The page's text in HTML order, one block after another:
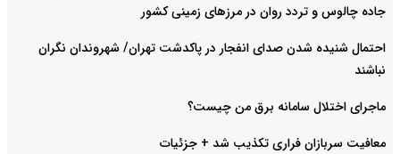
جاده چالوس و تردد روان در مرزهای زمینی کشور
احتمال شنیده شدن صدای انفجار در پاکدشت تهران/ شهروندان نگران
نباشند
ماجرای اختلال سامانه برق من چیست؟
معافیت سربازان فراری تکذیب شد + جزئیات